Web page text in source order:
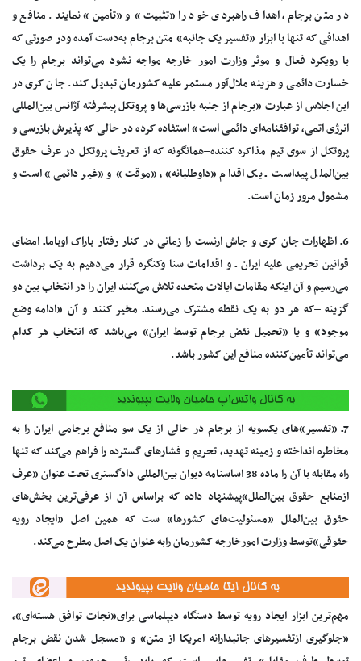
در متن برجام، اهداف راهبردی خود را «تثبیت» و «تأمین» نمایند. منافع و
اهدافی که تنها با ابزار «تفسیر یک جانبه» متن برجام به‌دست آمده ودر صورتی که
با رویکرد فعال و موثر وزارت امور خارجه مواجه نشود می‌تواند برجام را یک
خسارت دائمی و هزینه ملال‌آور مستمر علیه کشورمان تبدیل کند. جان کری در
این اجلاس از عبارت «برجام از جنبه بازرسی‌ها و پروتکل پیشرفته آژانس بین‌المللی
انرژی اتمی، توافقنامه‌ای دائمی است» استفاده کرده در حالی که پذیرش بازرسی و
پروتکل از سوی تیم مذاکره کننده–همانگونه که از تعریف پروتکل در عرف حقوق
بین‌الملل پیداست ـ یک اقدام «داوطلبانه»، «موقت» و «غیر دائمی» است و
مشمول مرور زمان است.
6ـ اظهارات جان کری و جاش ارنست را زمانی در کنار رفتار باراک اوباماـ امضای
قوانین تحریمی علیه ایران ـ و اقدامات سنا وکنگره قرار می‌دهیم به یک برداشت
می‌رسیم و آن اینکه مقامات ایالات متحده تلاش می‌کنند ایران را در انتخاب بین دو
گزینه –که هر دو به یک نقطه مشترک می‌رسندـ مخیر کنند و آن «ادامه وضع
موجود» و یا «تحمیل نقض برجام توسط ایران» می‌باشد که انتخاب هر کدام
می‌تواند تأمین‌کننده منافع این کشور باشد.
7ـ «تفسیر»های یکسویه از برجام در حالی از یک سو منافع برجامی ایران را به
مخاطره انداخته و زمینه تهدید، تحریم و فشارهای گسترده را فراهم می‌کند که تنها
راه مقابله با آن را ماده 38 اساسنامه دیوان بین‌المللی دادگستری تحت عنوان «عرف
ازمنابع حقوق بین‌الملل»پیشنهاد داده که براساس آن از عرفی‌ترین بخش‌های
حقوق بین‌الملل «مسئولیت‌های کشورها» ست که همین اصل «ایجاد رویه
حقوقی»توسط وزارت امورخارجه کشورمان رابه عنوان یک اصل مطرح می‌کند.
مهم‌ترین ابزار ایجاد رویه توسط دستگاه دیپلماسی برای«نجات توافق هسته‌ای»،
«جلوگیری ازتفسیرهای جانبدارانه امریکا از متن» و «مسجل شدن نقض برجام